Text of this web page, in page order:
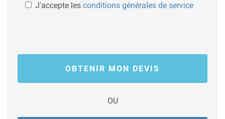
J'accepte les conditions générales de service
OBTENIR MON DEVIS
OU